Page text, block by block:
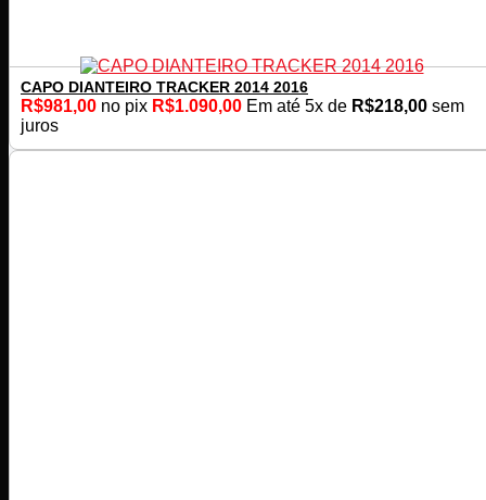
CAPO DIANTEIRO TRACKER 2014 2016
R$981,00 no pix R$1.090,00 Em até 5x de R$218,00 sem
juros